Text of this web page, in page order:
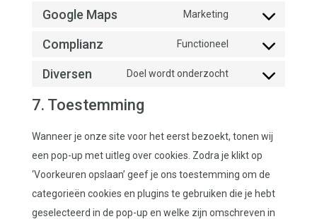
google-
fonts
Google Maps Marketing
Consent
google-
Complianz Functioneel
Consent
Diversen Doel wordt onderzocht
Consent
diversen
7. Toestemming
Wanneer je onze site voor het eerst bezoekt, tonen wij
een pop-up met uitleg over cookies. Zodra je klikt op
‘Voorkeuren opslaan’ geef je ons toestemming om de
categorieën cookies en plugins te gebruiken die je hebt
geselecteerd in de pop-up en welke zijn omschreven in